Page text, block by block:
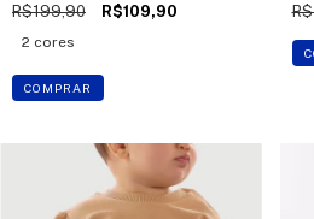
R$199,90 R$109,90
2 cores
COMPRAR